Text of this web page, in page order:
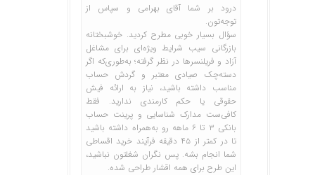
درود بر شما آقای بهرامی و سپاس از
توجه‌تون.
سؤال بسیار خوبی مطرح کردید. خوشبختانه
بازرگانی سیب شرایط ویژه‌ای برای مشاغل
آزاد و فریلنسرها در نظر گرفته؛ به‌طوری‌که اگر
دسته‌چک صیادی معتبر و گردش حساب
مناسب داشته باشید، نیاز به ارائه فیش
حقوقی یا حکم کارمندی ندارید. فقط
کافی‌ست مدارک شناسایی و پرینت حساب
بانکی ۳ تا ۶ ماهه رو به‌همراه داشته باشید
تا در کمتر از ۴۵ دقیقه فرآیند خرید اقساطی
شما انجام بشه. پس نگران شغلتون نباشید،
این طرح برای همه اقشار طراحی شده.